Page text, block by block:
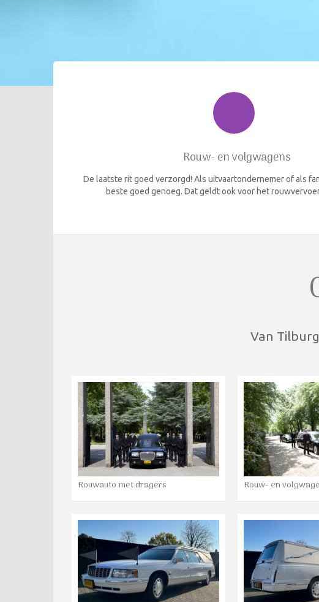
Rouw- en volgwagens
De laatste rit goed verzorgd! Als uitvaartondernemer of als
beste goed genoeg. Dat geldt ook voor het
Van
Rouwauto met dragers Rouw- en